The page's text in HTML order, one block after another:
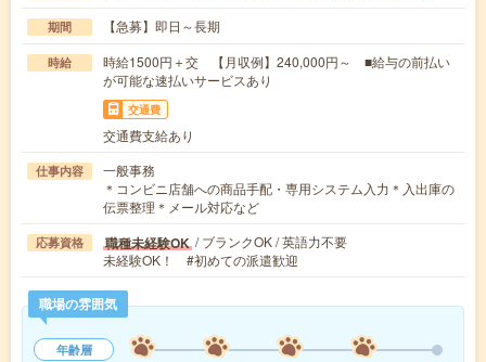
期間 【急募】即日～長期
時給
時給1500円＋交 【月収例】240,000円～ ■給与の前払い
が可能な速払いサービスあり
交通費
交通費支給あり
仕事内容
一般事務
＊コンビニ店舗への商品手配・専用システム入力＊入出庫の
伝票整理＊メール対応など
応募資格 職種未経験OK / ブランクOK / 英語力不要
未経験OK！ #初めての派遣歓迎
職場の雰囲気
年齢層